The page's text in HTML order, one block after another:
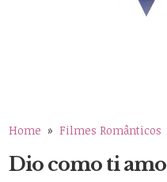
Home » Filmes Românticos
Dio como ti amo